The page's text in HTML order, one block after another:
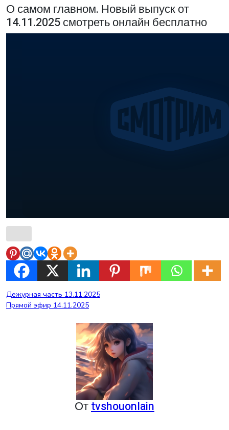
О самом главном. Новый выпуск от
14.11.2025 смотреть онлайн бесплатно
Навигация
по
Дежурная часть 13.11.2025
Прямой эфир 14.11.2025
Отtvshouonlain